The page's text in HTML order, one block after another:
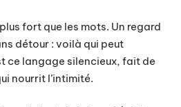
fort que les mots. Un regard
détour : voilà qui peut
ce langage silencieux, fait de
nourrit l’intimité.